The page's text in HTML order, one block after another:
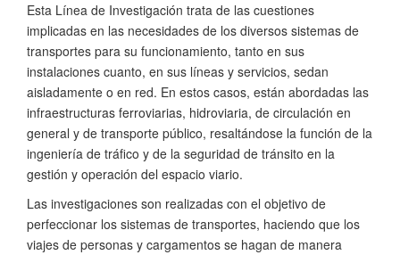
Esta Línea de Investigación trata de las cuestiones
implicadas en las necesidades de los diversos sistemas de
transportes para su funcionamiento, tanto en sus
instalaciones cuanto, en sus líneas y servicios, sedan
aisladamente o en red. En estos casos, están abordadas las
infraestructuras ferroviarias, hidroviaria, de circulación en
general y de transporte público, resaltándose la función de la
ingeniería de tráfico y de la seguridad de tránsito en la
gestión y operación del espacio viario.
Las investigaciones son realizadas con el objetivo de
perfeccionar los sistemas de transportes, haciendo que los
viajes de personas y cargamentos se hagan de manera